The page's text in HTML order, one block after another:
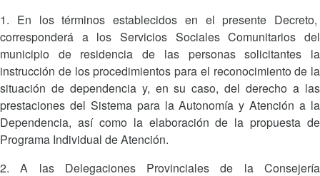
1. En los términos establecidos en el presente Decreto,
corresponderá a los Servicios Sociales Comunitarios del
municipio de residencia de las personas solicitantes la
instrucción de los procedimientos para el reconocimiento de la
situación de dependencia y, en su caso, del derecho a las
prestaciones del Sistema para la Autonomía y Atención a la
Dependencia, así como la elaboración de la propuesta de
Programa Individual de Atención.
2. A las Delegaciones Provinciales de la Consejería